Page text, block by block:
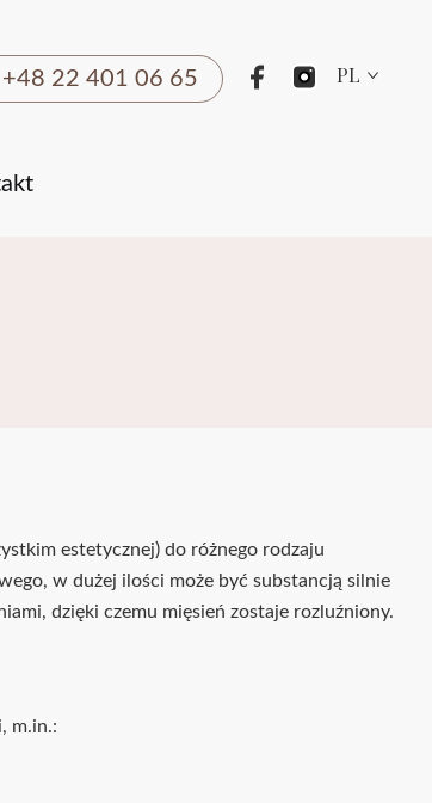
+48 22 401 06 65 PL
estetycznej) do różnego rodzaju
w dużej ilości może być substancją silnie
m.in.: